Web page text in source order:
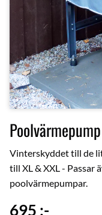
Vinterskyddet till de
till XL & XXL - Passar
poolvärmepumpar.
695 :-